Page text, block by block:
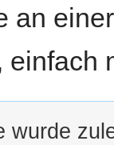
an
einfach
wurde